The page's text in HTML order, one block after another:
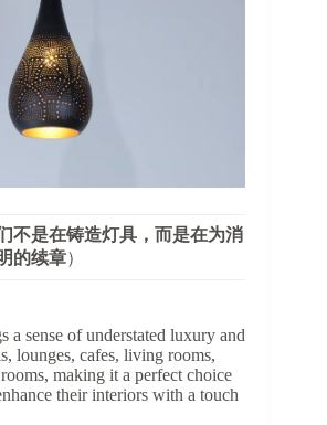
不是在铸造灯具，而是在为消
的续章​​）
a sense of understated luxury and
lounges, cafes, living rooms,
making it a perfect choice
their interiors with a touch